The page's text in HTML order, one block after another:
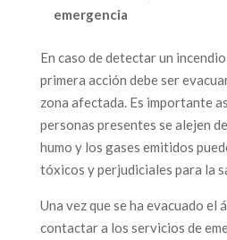
emergencia
En caso de detectar un
primera acción debe ser
zona afectada. Es importante
personas presentes se alejen
humo y los gases emitidos
tóxicos y perjudiciales para la
Una vez que se ha evacuado el
contactar a los servicios de